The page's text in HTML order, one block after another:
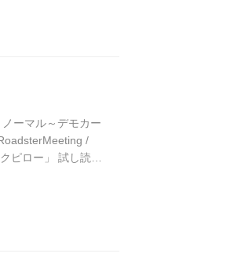
ーマル～デモカー
/
ピロー」 試し読み